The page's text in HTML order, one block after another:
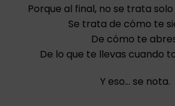
Porque al final, no se trata
Se trata de cómo te
De cómo te
De lo que te llevas cuando
Y eso… se nota.